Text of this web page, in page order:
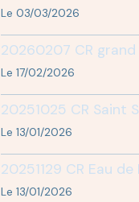
Le 03/03/2026
20260207 CR grand
Le 17/02/2026
20251025 CR Saint
Le 13/01/2026
20251129 CR Eau de
Le 13/01/2026